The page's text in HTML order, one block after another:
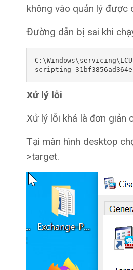
không vào quản lý được
Đường dẫn bị sai khi
Xử lý lỗi
Xử lý lỗi khá là đơn giản
Tại màn hình desktop
>target.